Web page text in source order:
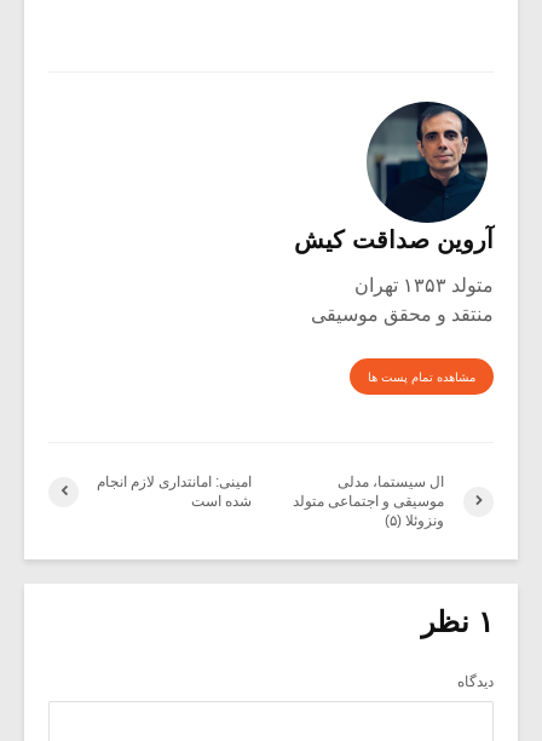
آروین صداقت کیش
متولد ۱۳۵۳ تهران
منتقد و محقق موسیقی
مشاهده تمام پست ها
امینی: امانتداری لازم انجام
شده است
ال سیستما، مدلی
موسیقی و اجتماعی متولد
ونزوئلا (۵)
۱ نظر
دیدگاه